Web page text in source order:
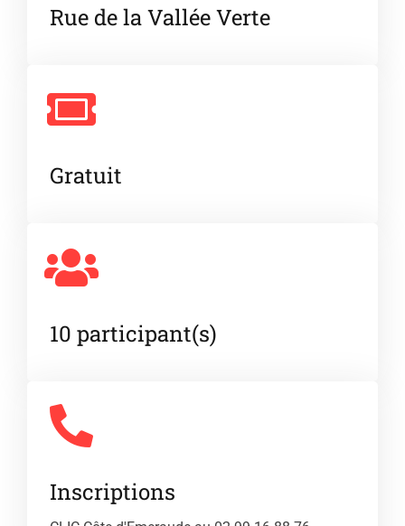
Rue de la Vallée Verte
Gratuit
10 participant(s)
Inscriptions